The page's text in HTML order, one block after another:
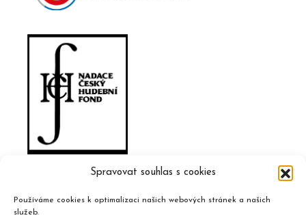
Spravovat souhlas s cookies
Používáme cookies k optimalizaci našich webových stránek a našich
služeb.